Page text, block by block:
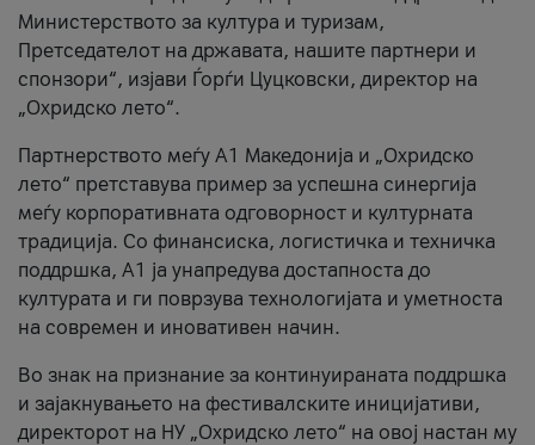
Министерството за култура и туризам,
Претседателот на државата, нашите партнери и
спонзори“, изјави Ѓорѓи Цуцковски, директор на
„Охридско лето“.
Партнерството меѓу A1 Македонија и „Охридско
лето“ претставува пример за успешна синергија
меѓу корпоративната одговорност и културната
традиција. Со финансиска, логистичка и техничка
поддршка, A1 ја унапредува достапноста до
културата и ги поврзува технологијата и уметноста
на современ и иновативен начин.
Во знак на признание за континуираната поддршка
и зајакнувањето на фестивалските иницијативи,
директорот на НУ „Охридско лето“ на овој настан му